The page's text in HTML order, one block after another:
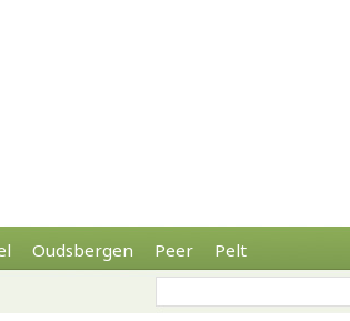
Oudsbergen Peer Pelt